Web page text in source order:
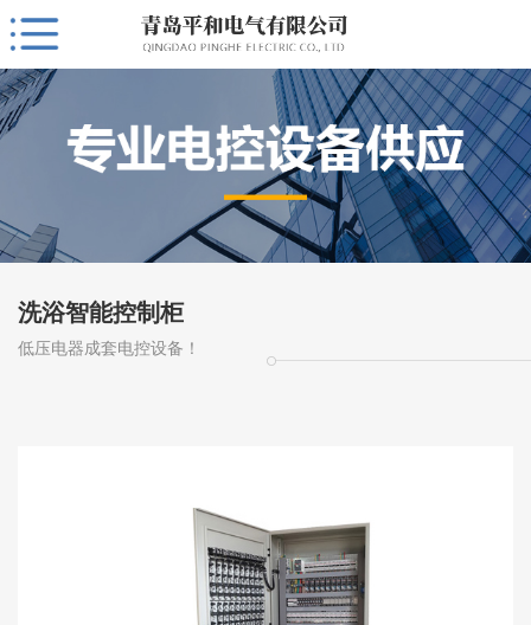
洗浴智能控制柜
低压电器成套电控设备！